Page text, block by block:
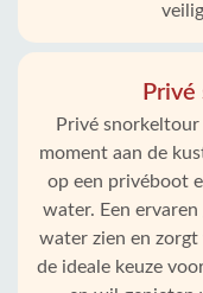
Privé
moment aan de
op een privéboot
water. Een
water zien en
de ideale keuze